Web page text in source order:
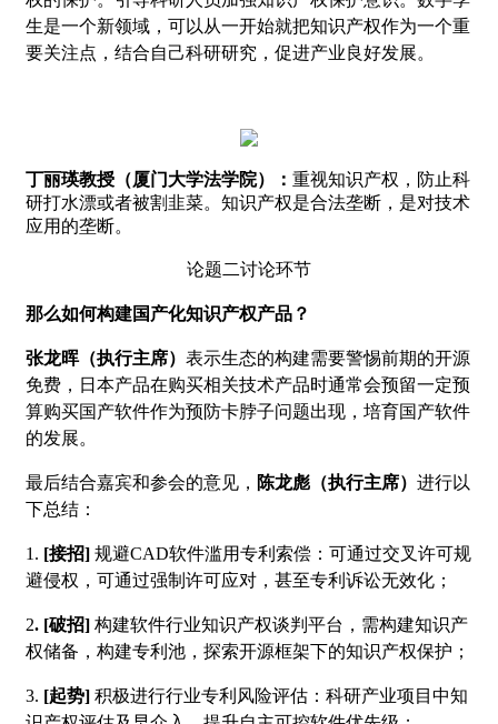
生是一个新领域，可以从一开始就把知识产权作为一个重
要关注点，结合自己科研研究，促进产业良好发展。
丁丽瑛教授（厦门大学法学院）： 重视知识产权，防止科
研打水漂或者被割韭菜。知识产权是合法垄断，是对技术
应用的垄断。
论题二讨论环节
那么如何构建国产化知识产权产品？
张龙晖（执行主席） 表示生态的构建需要警惕前期的开源
免费，日本产品在购买相关技术产品时通常会预留一定预
算购买国产软件作为预防卡脖子问题出现，培育国产软件
的发展。
最后结合嘉宾和参会的意见， 陈龙彪（执行主席） 进行以
下总结：
1. [接招] 规避CAD软件滥用专利索偿：可通过交叉许可规
避侵权，可通过强制许可应对，甚至专利诉讼无效化；
2. [破招] 构建软件行业知识产权谈判平台，需构建知识产
权储备，构建专利池，探索开源框架下的知识产权保护；
3. [起势] 积极进行行业专利风险评估：科研产业项目中知